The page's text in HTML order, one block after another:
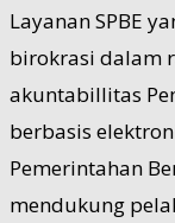
Layanan SPBE
birokrasi dalam
akuntabillitas
berbasis
Pemerintahan
mendukung